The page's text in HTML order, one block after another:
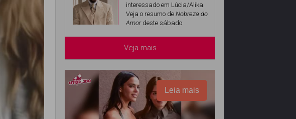
interessado em Lúcia/Alika.
Veja o resumo de Nobreza do
Amordeste sábado
Veja mais
Leia mais